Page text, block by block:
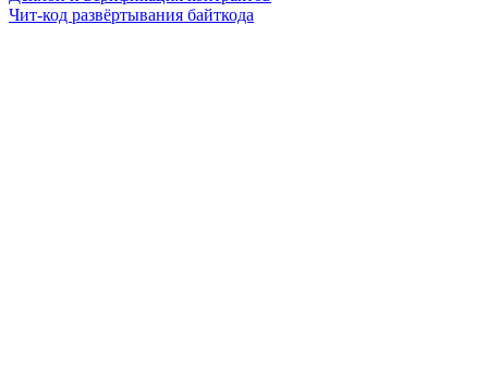
Чит-код развёртывания байткода